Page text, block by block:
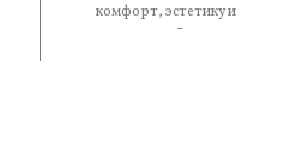
комфорт, эстетику и
практичность. В составе —